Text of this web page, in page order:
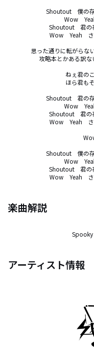
Shoutout　僕の
Wow　
Shoutout　君の
Wow　Yeah　
思った通りに転がらな
攻略本とかある訳
ねぇ君の
ほら君も
Shoutout　君の
Wow　
Shoutout　君の
Wow　Yeah　
Shoutout　僕の
Wow　
Shoutout　君の
Wow　Yeah　
楽曲解説
Spooky
アーティスト情報